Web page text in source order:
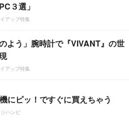
３選」
アップ特集
のよう」腕時計で『VIVANT』の世
アップ特集
にピッ！ですぐに買えちゃう
ジハンピ